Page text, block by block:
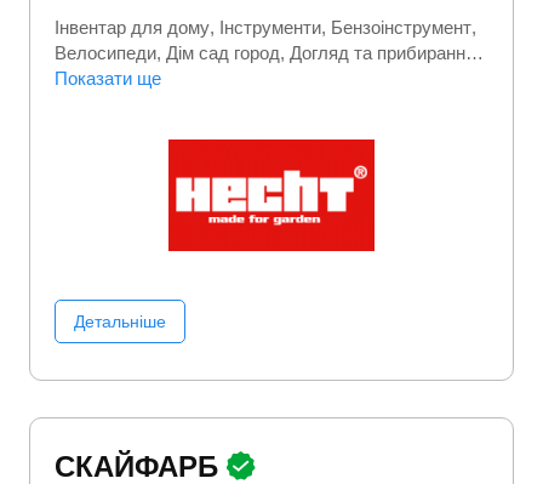
Інвентар для дому Інструменти Бензоінструмент
Велосипеди Дім сад город Догляд та прибирання
Електроінструмент
Показати ще
Детальніше
СКАЙФАРБ